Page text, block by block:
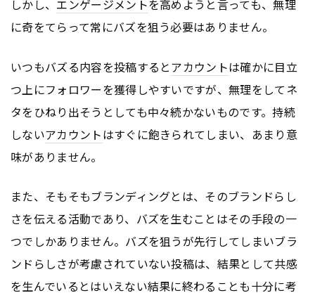
しかし、 エンゲージメントを高めようと言っても、無理
に奇をてらって常にバズを狙う必要はありません。
いつもバズる内容を投稿するとアカウントは確かに目立
つ上にフォロワーを獲得しやすいですが、無理をしてネ
タをひねり出そうとしても中々続かないものです。持続
しないアカウントはすぐに飽きられてしまい、あまり意
味がありません。
また、そもそもブランディングとは、そのブランドらし
さを伝える活動であり、バズを生むことはその手段の一
つでしかありません。バズを狙うが先行してしまいブラ
ンドらしさが考慮されていない投稿は、結果として共感
を生んでいるとはいえない結果に終わることも十分に考